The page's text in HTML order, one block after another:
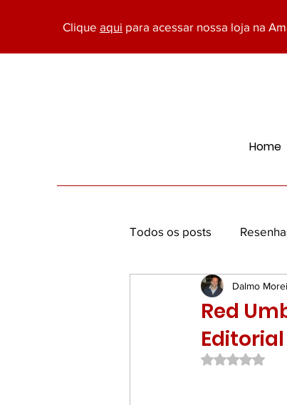
Clique aqui para acessar nossa loja na
Home
Todos os posts
Economia, Marketing e
Empreendedorismo e
Red
Editorial
Dalmo
Avaliado